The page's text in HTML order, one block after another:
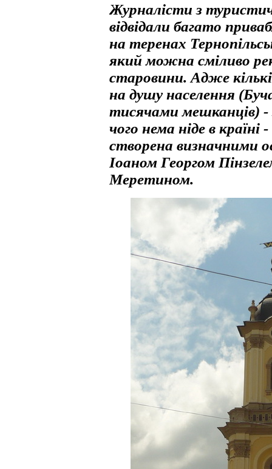
Журналісти з
відвідали багато
на теренах
який можна сміливо
старовини. Адже
на душу населення
тисячами мешканців) -
чого нема ніде в
створена визначними
Іоаном Георгом
Меретином.